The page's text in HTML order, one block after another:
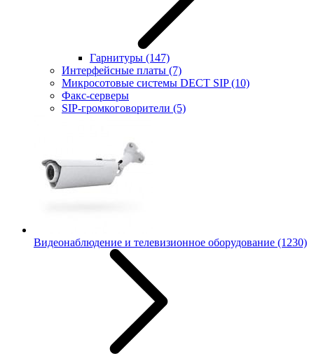
Гарнитуры (147)
Интерфейсные платы (7)
Микросотовые системы DECT SIP(10)
Факс-серверы
SIP-громкоговорители (5)
Видеонаблюдение и телевизионное оборудование (1230)